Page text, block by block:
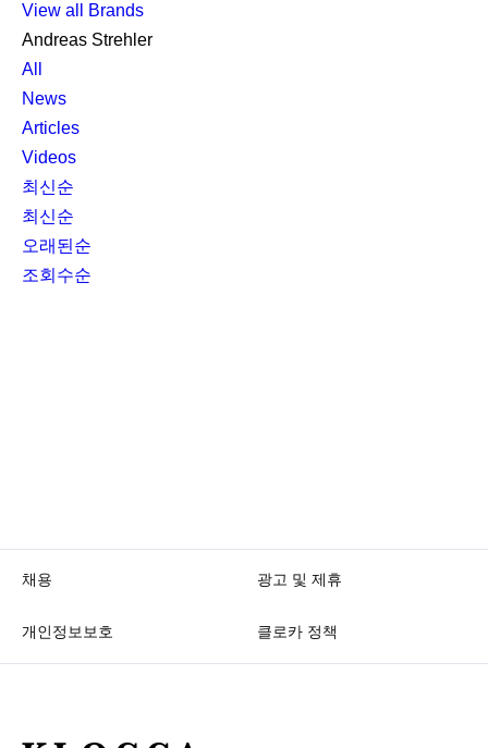
View all Brands
Andreas Strehler
All
News
Articles
Videos
최신순
최신순
오래된순
조회수순
채용 광고 및 제휴
개인정보보호 클로카 정책